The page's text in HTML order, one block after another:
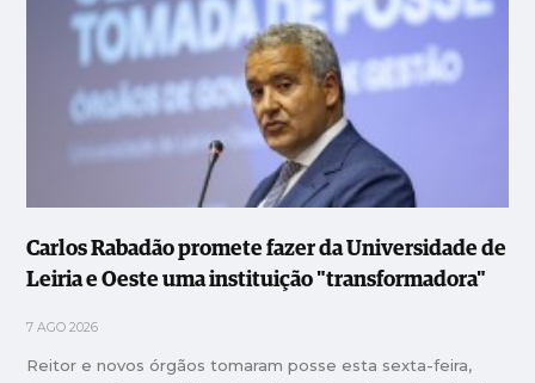
Carlos Rabadão promete fazer da Universidade de
Leiria e Oeste uma instituição "transformadora"
7 AGO 2026
Reitor e novos órgãos tomaram posse esta sexta-feira,